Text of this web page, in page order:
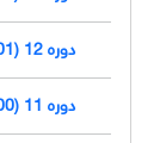
دوره 12 (1401)
دوره 11 (1400)